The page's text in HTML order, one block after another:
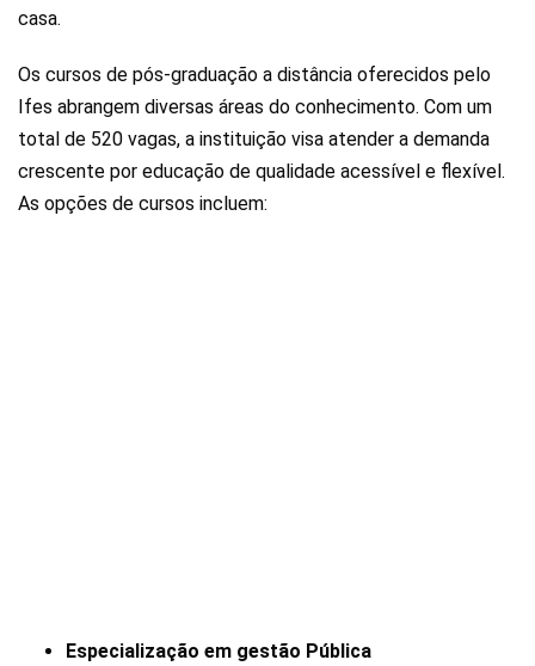
casa.
Os cursos de pós-graduação a distância oferecidos pelo
Ifes abrangem diversas áreas do conhecimento. Com um
total de 520 vagas, a instituição visa atender a demanda
crescente por educação de qualidade acessível e flexível.
As opções de cursos incluem:
Especialização em gestão Pública